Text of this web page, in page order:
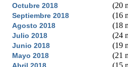
Octubre 2018 (20
Septiembre 2018 (16
Agosto 2018 (18
Julio 2018 (24
Junio 2018 (19
Mayo 2018 (21
(15